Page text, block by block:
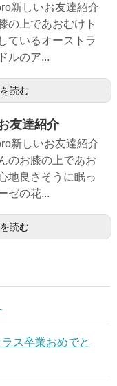
新しいお友達紹介
の上であおむけト
ているオーストラ
ルのア...
読む
友達紹介
新しいお友達紹介
のお膝の上であお
地良さそうに眠っ
ゼの花...
読む
ス卒業おめでと